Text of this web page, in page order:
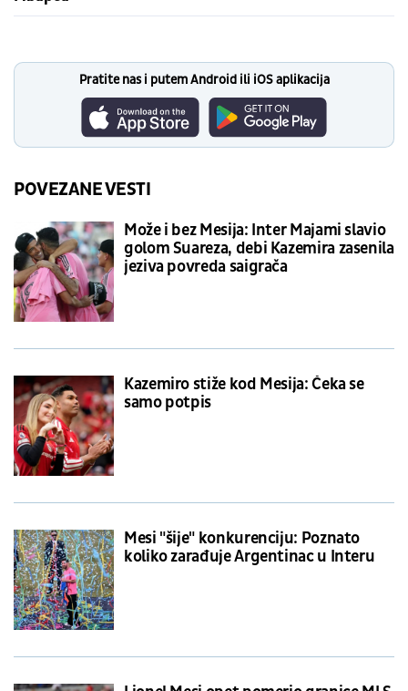
Pratite nas i putem Android ili iOS aplikacija
POVEZANE VESTI
Može i bez Mesija: Inter Majami slavio
golom Suareza, debi Kazemira zasenila
jeziva povreda saigrača
Kazemiro stiže kod Mesija: Čeka se
samo potpis
Mesi "šije" konkurenciju: Poznato
koliko zarađuje Argentinac u Interu